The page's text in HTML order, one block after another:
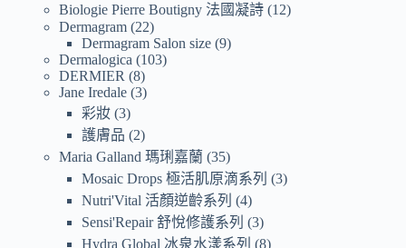
Biologie Pierre Boutigny 法國凝詩 12
Dermagram 22
Dermagram Salon size 9
Dermalogica
103
DERMIER
8
Jane Iredale 3
彩妝 3
護膚品
2
Maria Galland 瑪琍嘉蘭 35
Mosaic Drops 極活肌原滴系列
3
Nutri'Vital 活顏逆齡系列
4
Sensi'Repair 舒悅修護系列
3
Hydra Global 冰泉水漾系列
8